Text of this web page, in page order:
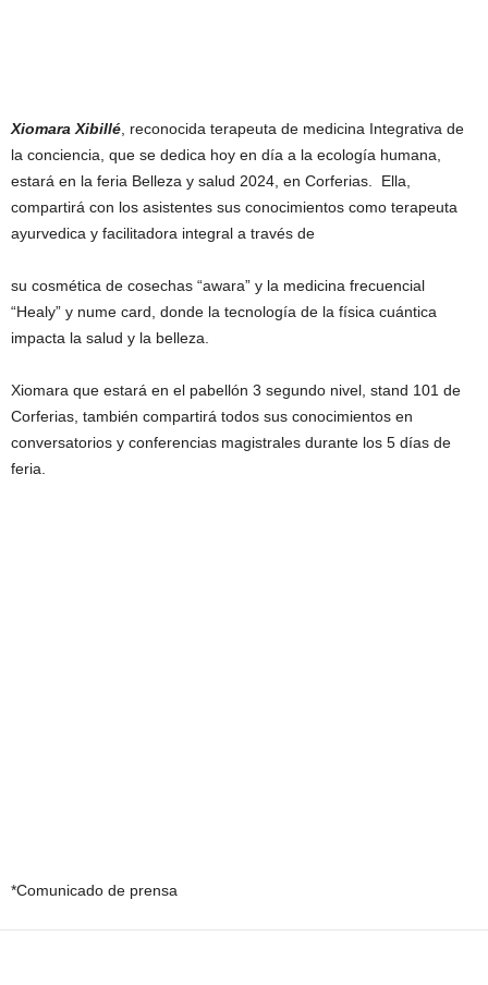
Xiomara Xibillé , reconocida terapeuta de medicina Integrativa de
la conciencia, que se dedica hoy en día a la ecología humana,
estará en la feria Belleza y salud 2024, en Corferias. Ella,
compartirá con los asistentes sus conocimientos como terapeuta
ayurvedica y facilitadora integral a través de
su cosmética de cosechas “awara” y la medicina frecuencial
“Healy” y nume card, donde la tecnología de la física cuántica
impacta la salud y la belleza.
Xiomara que estará en el pabellón 3 segundo nivel, stand 101 de
Corferias, también compartirá todos sus conocimientos en
conversatorios y conferencias magistrales durante los 5 días de
feria.
*Comunicado de prensa